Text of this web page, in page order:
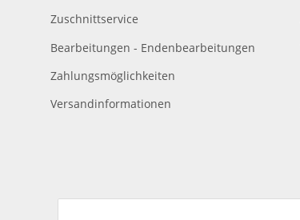
Zuschnittservice
Bearbeitungen - Endenbearbeitungen
Zahlungsmöglichkeiten
Versandinformationen